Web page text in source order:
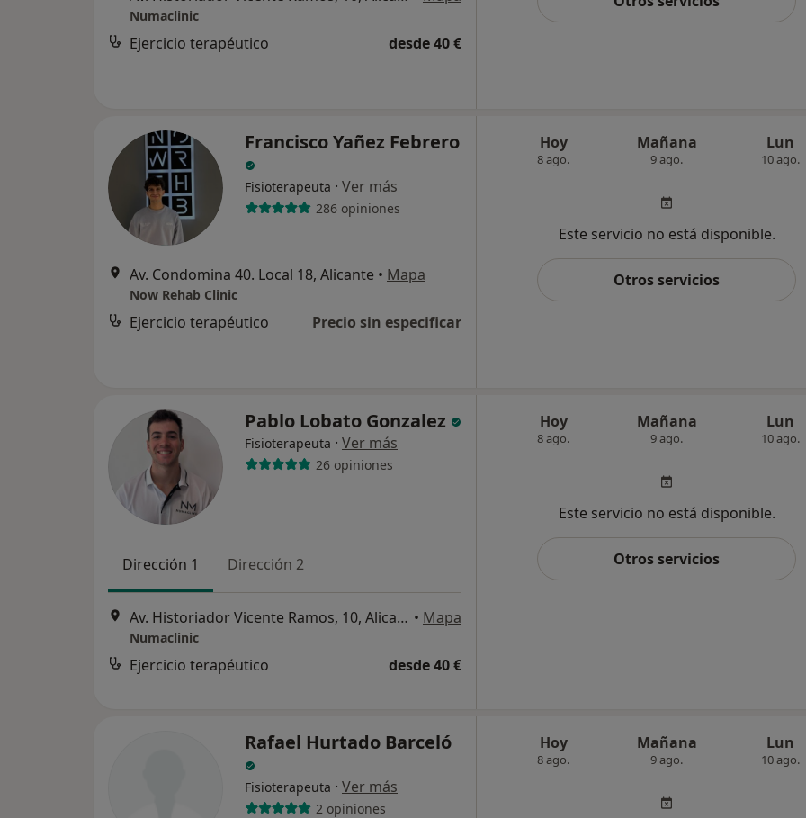
Numaclinic
Ejercicio terapéutico desde 40 €
Francisco Yañez Febrero
Fisioterapeuta · Ver más
286 opiniones
Av. Condomina 40. Local 18, Alicante • Mapa
Now Rehab Clinic
Ejercicio terapéutico Precio sin especificar
Hoy
8 ago.
Mañana
9 ago.
Lun
10 ago.
Este servicio no está disponible.
Otros servicios
Pablo Lobato Gonzalez
Fisioterapeuta · Ver más
26 opiniones
Dirección 1 Dirección 2
Av. Historiador Vicente Ramos, 10, Alicante • Mapa
Numaclinic
Ejercicio terapéutico desde 40 €
Hoy
8 ago.
Mañana
9 ago.
Lun
10 ago.
Este servicio no está disponible.
Otros servicios
Rafael Hurtado Barceló
Fisioterapeuta · Ver más
2 opiniones
Hoy
8 ago.
Mañana
9 ago.
Lun
10 ago.